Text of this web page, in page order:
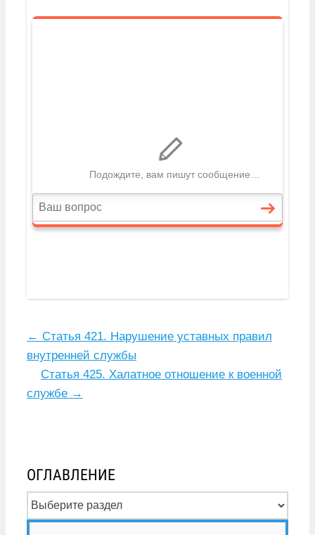
← Статья 421. Нарушение уставных правил
внутренней службы
Статья 425. Халатное отношение к военной
службе →
ОГЛАВЛЕНИЕ